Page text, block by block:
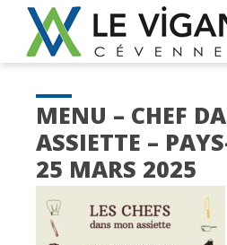
MENU – CHEF
ASSIETTE –
25 MARS 2025